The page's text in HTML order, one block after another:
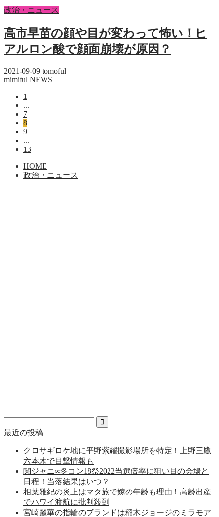
政治・ニュース
高市早苗の顔や目が変わって怖い！ヒ
アルロン酸で顔面崩壊が原因？
2021-09-09 tomoful
mimiful NEWS
1
...
7
8
9
...
13
HOME
政治・ニュース
最近の投稿
クロサギロケ地に平野紫耀撮影場所を特定！上野三鷹
六本木で目撃情報も
関ジャニ∞冬コン18祭2022当選倍率に狙い目の会場と
日程！当落結果はいつ？
相葉雅紀の炎上はマタ旅で嫁の年齢も理由！高齢出産
でハワイ渡航に批判殺到
宮崎麗華の指輪のブランドは稲木ジョージのミラモア